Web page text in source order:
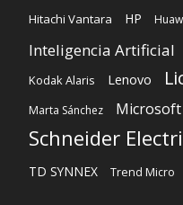
Hitachi Vantara HP
Inteligencia Artificial
Kodak Alaris Lenovo
Marta Sánchez Microsoft
Schneider
TD SYNNEX Trend Micro